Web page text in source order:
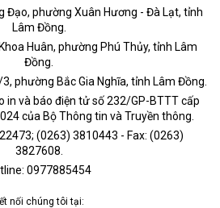
Đạo, phường Xuân Hương - Đà Lạt, tỉnh
Lâm Đồng.
Huân, phường Phú Thủy, tỉnh Lâm
Đồng.
phường Bắc Gia Nghĩa, tỉnh Lâm Đồng.
in và báo điện tử số 232/GP-BTTT cấp
của Bộ Thông tin và Truyền thông.
(0263) 3810443 - Fax: (0263)
3827608.
0977885454
nối chúng tôi tại: